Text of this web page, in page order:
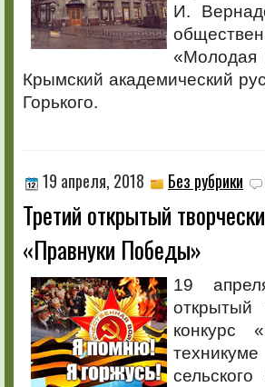
И.
«Молодая
Крымский академический
Горького.
19 апреля, 2018 Без рубрики
Третий открытый
«Правнуки Победы»
19
открытый
конкурс